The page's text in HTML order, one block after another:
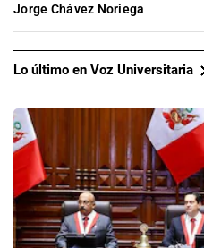
Jorge Chávez Noriega
Lo último en Voz Universitaria